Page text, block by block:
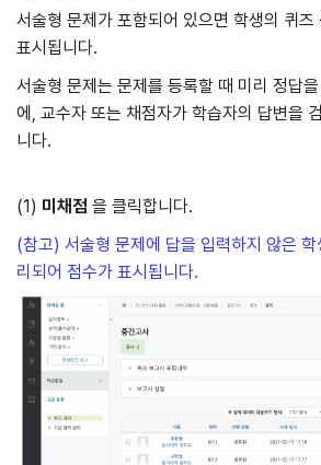
서술형 문제가 포함되어 있으면 학생의 퀴즈
표시됩니다.
서술형 문제는 문제를 등록할 때 미리 정답
에, 교수자 또는 채점자가 학습자의 답변을
니다.
(1) 미채점 을 클릭합니다.
(참고) 서술형 문제에 답을 입력하지 않은
리되어 점수가 표시됩니다.